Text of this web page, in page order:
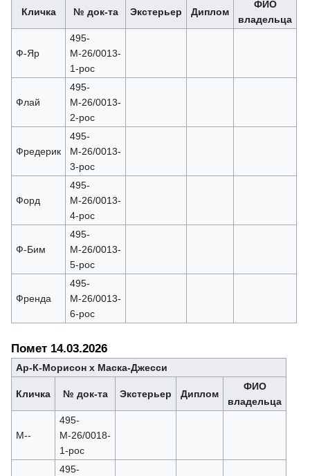
Кличка № док-та Экстерьер Диплом
ФИО
владельца
Ф-Яр
495-
М-26/0013-
1-рос
Флай
495-
М-26/0013-
2-рос
Фредерик
495-
М-26/0013-
3-рос
Форд
495-
М-26/0013-
4-рос
Ф-Бим
495-
М-26/0013-
5-рос
Френда
495-
М-26/0013-
6-рос
Помет 14.03.2026
Ар-К-Морисон х Маска-Джесси
Кличка № док-та Экстерьер Диплом
ФИО
владельца
М--
495-
М-26/0018-
1-рос
495-